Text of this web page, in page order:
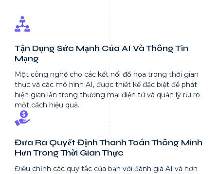
Tận Dụng Sức Mạnh Của AI Và Thông Tin
Mạng
Một công nghệ cho các kết nối đồ họa trong thời gian
thực và các mô hình AI, được thiết kế đặc biệt để phát
hiện gian lận trong thương mại điện tử và quản lý rủi ro
một cách hiệu quả.
Đưa Ra Quyết Định Thanh Toán Thông Minh
Hơn Trong Thời Gian Thực
Điều chỉnh các quy tắc của bạn với đánh giá AI và hơn